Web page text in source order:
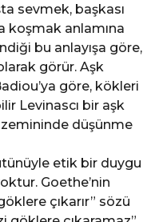
sevmek, başkası
koşmak anlamına
bu anlayışa göre,
görür. Aşk
göre, kökleri
Levinascı bir aşk
zemininde düşünme
etik bir duygu
Goethe’nin
çıkarır” sözü